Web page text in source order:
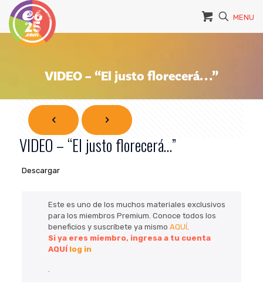
MENU
VIDEO – “El justo florecerá…”
VIDEO – “El justo florecerá…”
Descargar
Este es uno de los muchos materiales exclusivos
para los miembros Premium. Conoce todos los
beneficios y suscríbete ya mismoAQUÍ.
Si ya eres miembro, ingresa a tu cuenta
AQUÍ log in
.